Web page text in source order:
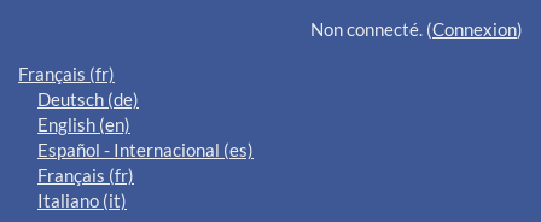
Non connecté. (Connexion)
Français ‎(fr)‎
Deutsch ‎(de)‎
English ‎(en)‎
Español - Internacional ‎(es)‎
Français ‎(fr)‎
Italiano ‎(it)‎